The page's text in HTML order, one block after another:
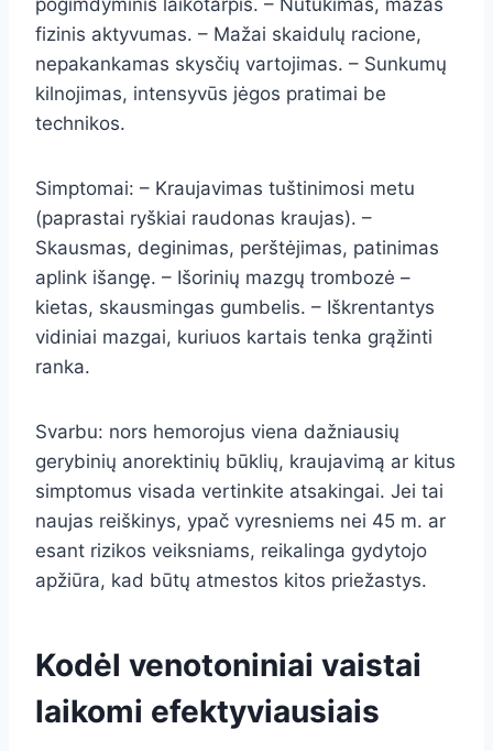
pogimdyminis laikotarpis. – Nutukimas, mažas
fizinis aktyvumas. – Mažai skaidulų racione,
nepakankamas skysčių vartojimas. – Sunkumų
kilnojimas, intensyvūs jėgos pratimai be
technikos.
Simptomai: – Kraujavimas tuštinimosi metu
(paprastai ryškiai raudonas kraujas). –
Skausmas, deginimas, perštėjimas, patinimas
aplink išangę. – Išorinių mazgų trombozė –
kietas, skausmingas gumbelis. – Iškrentantys
vidiniai mazgai, kuriuos kartais tenka grąžinti
ranka.
Svarbu: nors hemorojus viena dažniausių
gerybinių anorektinių būklių, kraujavimą ar kitus
simptomus visada vertinkite atsakingai. Jei tai
naujas reiškinys, ypač vyresniems nei 45 m. ar
esant rizikos veiksniams, reikalinga gydytojo
apžiūra, kad būtų atmestos kitos priežastys.
Kodėl venotoniniai vaistai
laikomi efektyviausiais